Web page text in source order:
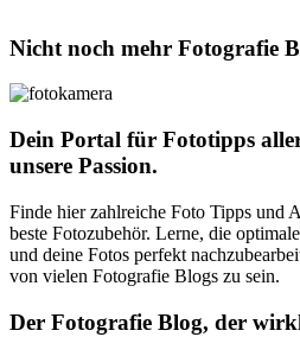
Nicht noch mehr Fotografie
Dein Portal für Fototipps
unsere Passion.
Finde hier zahlreiche Foto Tipps und
beste Fotozubehör. Lerne, die
und deine Fotos perfekt
von vielen Fotografie Blogs zu sein.
Der Fotografie Blog, der